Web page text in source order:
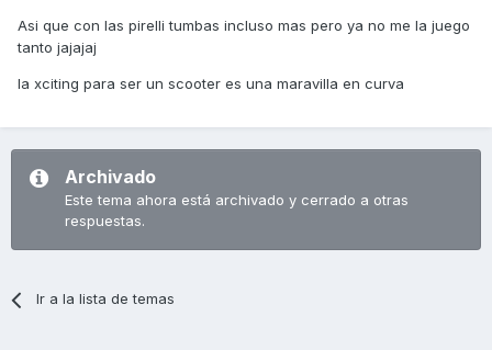
Asi que con las pirelli tumbas incluso mas pero ya no me la juego
tanto jajajaj
la xciting para ser un scooter es una maravilla en curva
Archivado
Este tema ahora está archivado y cerrado a otras
respuestas.
Ir a la lista de temas